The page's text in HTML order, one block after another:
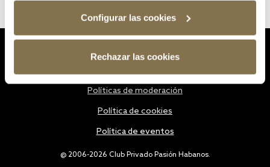
Configurar las cookies
Rechazar las cookies
@ 2006-2026 Club Privado Pasión Habanos.
Políticas de moderación
Política de cookies
Política de eventos